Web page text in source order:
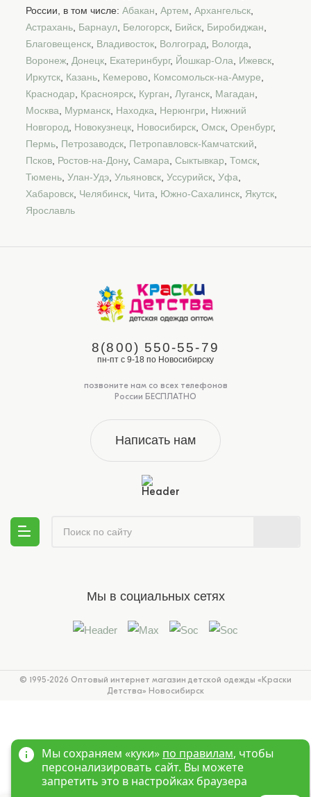
России, в том числе: Абакан Артем Архангельск
Астрахань Барнаул Белогорск Бийск Биробиджан
Благовещенск Владивосток Волгоград Вологда
Воронеж Донецк Екатеринбург, Йошкар-Ола Ижевск
Иркутск Казань Кемерово Комсомольск-на-Амуре
Краснодар
Красноярск Курган Луганск Магадан
Москва
Мурманск Находка Нерюнгри
Нижний
Новгород
Новокузнецк Новосибирск Омск Оренбург,
Пермь Петрозаводск Петропавловск-Камчатский
Псков Ростов-на-Дону, Самара Сыктывкар Томск
Тюмень Улан-Удэ Ульяновск Уссурийск Уфа
Хабаровск Челябинск Чита Южно-Сахалинск Якутск
Ярославль
8(800) 550-55-79
пн-пт с 9-18 по Новосибирску
позвоните нам со всех телефонов
России БЕСПЛАТНО
Написать нам
Мы в социальных сетях
© 1995-2026 Оптовый интернет магазин детской одежды «Краски
Детства» Новосибирск
Мы сохраняем «куки» по правилам, чтобы
персонализировать сайт. Вы можете
запретить это в настройках браузера